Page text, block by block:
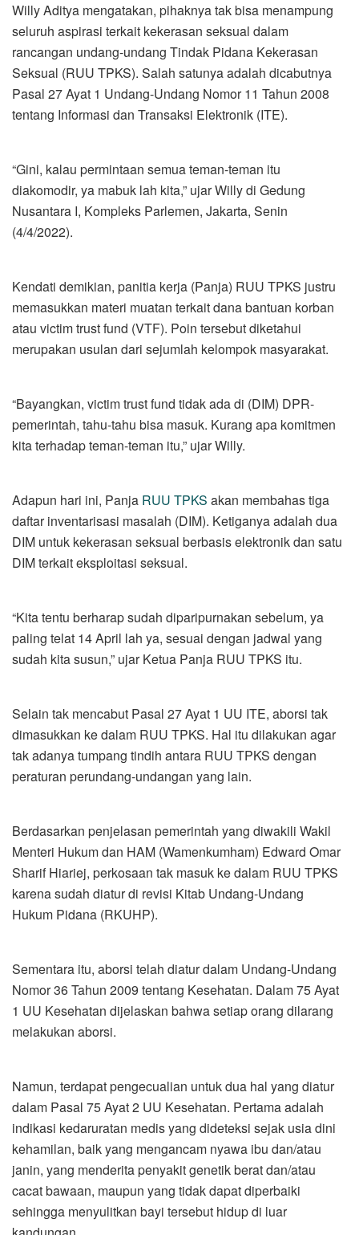
Willy Aditya mengatakan, pihaknya tak bisa menampung
seluruh aspirasi terkait kekerasan seksual dalam
rancangan undang-undang Tindak Pidana Kekerasan
Seksual (RUU TPKS). Salah satunya adalah dicabutnya
Pasal 27 Ayat 1 Undang-Undang Nomor 11 Tahun 2008
tentang Informasi dan Transaksi Elektronik (ITE).
“Gini, kalau permintaan semua teman-teman itu
diakomodir, ya mabuk lah kita,” ujar Willy di Gedung
Nusantara I, Kompleks Parlemen, Jakarta, Senin
(4/4/2022).
Kendati demikian, panitia kerja (Panja) RUU TPKS justru
memasukkan materi muatan terkait dana bantuan korban
atau victim trust fund (VTF). Poin tersebut diketahui
merupakan usulan dari sejumlah kelompok masyarakat.
“Bayangkan, victim trust fund tidak ada di (DIM) DPR-
pemerintah, tahu-tahu bisa masuk. Kurang apa komitmen
kita terhadap teman-teman itu,” ujar Willy.
Adapun hari ini, Panja RUU TPKS akan membahas tiga
daftar inventarisasi masalah (DIM). Ketiganya adalah dua
DIM untuk kekerasan seksual berbasis elektronik dan satu
DIM terkait eksploitasi seksual.
“Kita tentu berharap sudah diparipurnakan sebelum, ya
paling telat 14 April lah ya, sesuai dengan jadwal yang
sudah kita susun,” ujar Ketua Panja RUU TPKS itu.
Selain tak mencabut Pasal 27 Ayat 1 UU ITE, aborsi tak
dimasukkan ke dalam RUU TPKS. Hal itu dilakukan agar
tak adanya tumpang tindih antara RUU TPKS dengan
peraturan perundang-undangan yang lain.
Berdasarkan penjelasan pemerintah yang diwakili Wakil
Menteri Hukum dan HAM (Wamenkumham) Edward Omar
Sharif Hiariej, perkosaan tak masuk ke dalam RUU TPKS
karena sudah diatur di revisi Kitab Undang-Undang
Hukum Pidana (RKUHP).
Sementara itu, aborsi telah diatur dalam Undang-Undang
Nomor 36 Tahun 2009 tentang Kesehatan. Dalam 75 Ayat
1 UU Kesehatan dijelaskan bahwa setiap orang dilarang
melakukan aborsi.
Namun, terdapat pengecualian untuk dua hal yang diatur
dalam Pasal 75 Ayat 2 UU Kesehatan. Pertama adalah
indikasi kedaruratan medis yang dideteksi sejak usia dini
kehamilan, baik yang mengancam nyawa ibu dan/atau
janin, yang menderita penyakit genetik berat dan/atau
cacat bawaan, maupun yang tidak dapat diperbaiki
sehingga menyulitkan bayi tersebut hidup di luar